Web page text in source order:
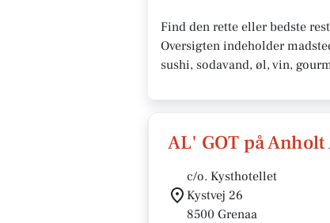
Find den rette eller bedste
Oversigten indeholder
sushi, sodavand, øl, vin,
AL' GOT på Anholt
c/o. Kysthotellet
Kystvej 26
8500 Grenaa